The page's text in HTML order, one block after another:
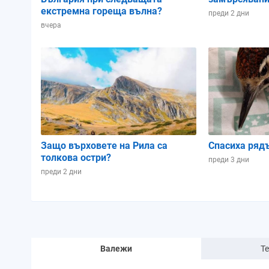
екстремна гореща вълна?
вчера
преди 2 дни
Защо върховете на Рила са
толкова остри?
преди 2 дни
Спасиха
преди 3 дни
Валежи